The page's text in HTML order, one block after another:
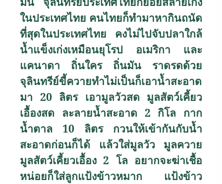
ในประเทศไทย คนไทยก็ทำมาหากินถนัด
ที่สุดในประเทศไทย คงไม่ไปจับปลาใกล้
น้ำแข็งเก่งเหมือนยุโรป อเมริกา และ
แคนาดา ถิ่นใคร ถิ่นมัน ราดรดด้วย
จุลินทรีย์ขี้ควายทำไม่เป็นก็เอาน้ำสะอาด
มา 20 ลิตร เอามูลวัวสด มูลสัตว์เคี้ยว
เอื้องสด ละลายน้ำสะอาด 2 กิโล กาก
น้ำตาล 10 ลิตร กวนให้เข้ากันกับน้ำ
สะอาดก่อนก็ได้ แล้วใส่มูลวัว มูลควาย
มูลสัตว์เคี้ยวเอื้อง 2 โล อยากจะฆ่าเชื้อ
หน่อยก็ใส่ลูกแป้งข้าวหมาก แป้งข้าว